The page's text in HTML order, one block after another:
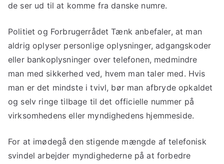
de ser ud til at komme fra danske numre.
Politiet og Forbrugerrådet Tænk anbefaler, at man
aldrig oplyser personlige oplysninger, adgangskoder
eller bankoplysninger over telefonen, medmindre
man med sikkerhed ved, hvem man taler med. Hvis
man er det mindste i tvivl, bør man afbryde opkaldet
og selv ringe tilbage til det officielle nummer på
virksomhedens eller myndighedens hjemmeside.
For at imødegå den stigende mængde af telefonisk
svindel arbejder myndighederne på at forbedre